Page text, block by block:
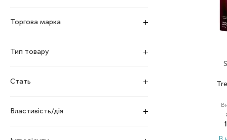
Торгова марка
Тип товару
Стать
Властивість/дія